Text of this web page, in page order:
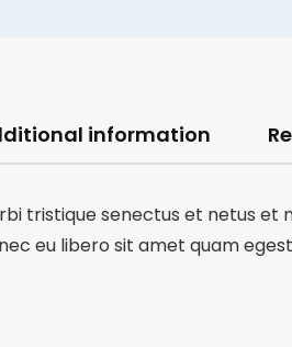
information
tristique senectus et netus et
eu libero sit amet quam